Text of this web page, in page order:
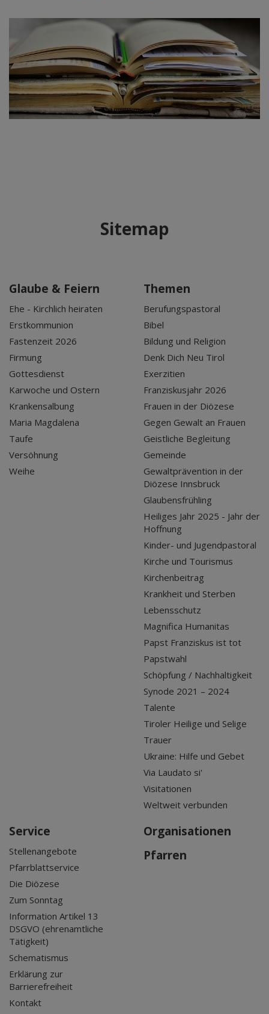
Sitemap
Glaube & Feiern
Ehe - Kirchlich heiraten
Erstkommunion
Fastenzeit 2026
Firmung
Gottesdienst
Karwoche und Ostern
Krankensalbung
Maria Magdalena
Taufe
Versöhnung
Weihe
Themen
Berufungspastoral
Bibel
Bildung und Religion
Denk Dich Neu Tirol
Exerzitien
Franziskusjahr 2026
Frauen in der Diözese
Gegen Gewalt an Frauen
Geistliche Begleitung
Gemeinde
Gewaltprävention in der
Diözese Innsbruck
Glaubensfrühling
Heiliges Jahr 2025 - Jahr der
Hoffnung
Kinder- und Jugendpastoral
Kirche und Tourismus
Kirchenbeitrag
Krankheit und Sterben
Lebensschutz
Magnifica Humanitas
Papst Franziskus ist tot
Papstwahl
Schöpfung / Nachhaltigkeit
Synode 2021 – 2024
Talente
Tiroler Heilige und Selige
Trauer
Ukraine: Hilfe und Gebet
Via Laudato si'
Visitationen
Weltweit verbunden
Service
Stellenangebote
Pfarrblattservice
Die Diözese
Zum Sonntag
Information Artikel 13
DSGVO (ehrenamtliche
Tätigkeit)
Schematismus
Erklärung zur
Barrierefreiheit
Kontakt
Organisationen
Pfarren